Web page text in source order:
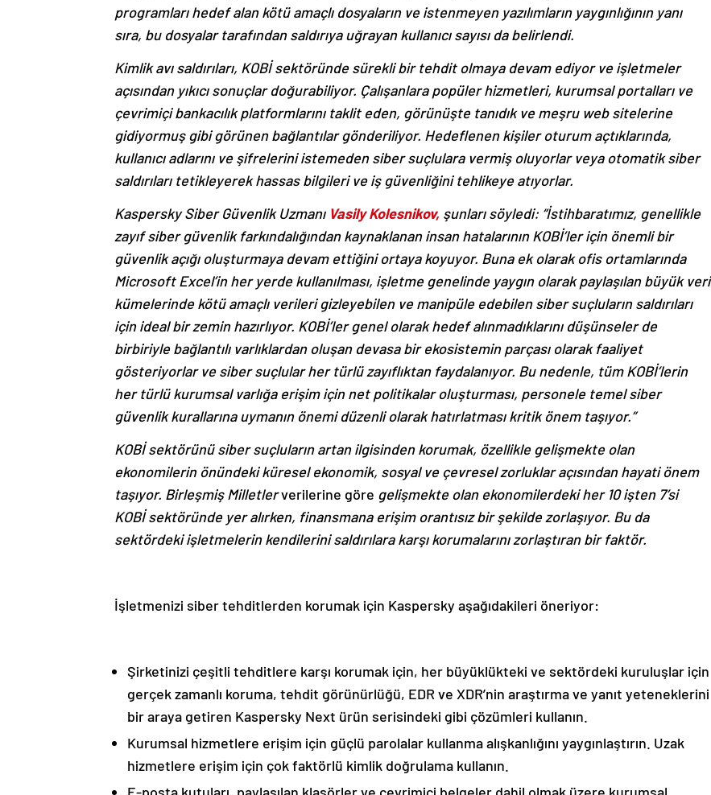
programları hedef alan kötü amaçlı dosyaların ve istenmeyen yazılımların yaygınlığının yanı
sıra, bu dosyalar tarafından saldırıya uğrayan kullanıcı sayısı da belirlendi.
Kimlik avı saldırıları, KOBİ sektöründe sürekli bir tehdit olmaya devam ediyor ve işletmeler
açısından yıkıcı sonuçlar doğurabiliyor. Çalışanlara popüler hizmetleri, kurumsal portalları ve
çevrimiçi bankacılık platformlarını taklit eden, görünüşte tanıdık ve meşru web sitelerine
gidiyormuş gibi görünen bağlantılar gönderiliyor. Hedeflenen kişiler oturum açtıklarında,
kullanıcı adlarını ve şifrelerini istemeden siber suçlulara vermiş oluyorlar veya otomatik siber
saldırıları tetikleyerek hassas bilgileri ve iş güvenliğini tehlikeye atıyorlar.
Kaspersky Siber Güvenlik Uzmanı Vasily Kolesnikov, şunları söyledi: “İstihbaratımız, genellikle
zayıf siber güvenlik farkındalığından kaynaklanan insan hatalarının KOBİ’ler için önemli bir
güvenlik açığı oluşturmaya devam ettiğini ortaya koyuyor. Buna ek olarak ofis ortamlarında
Microsoft Excel’in her yerde kullanılması, işletme genelinde yaygın olarak paylaşılan büyük veri
kümelerinde kötü amaçlı verileri gizleyebilen ve manipüle edebilen siber suçluların saldırıları
için ideal bir zemin hazırlıyor. KOBİ’ler genel olarak hedef alınmadıklarını düşünseler de
birbiriyle bağlantılı varlıklardan oluşan devasa bir ekosistemin parçası olarak faaliyet
gösteriyorlar ve siber suçlular her türlü zayıflıktan faydalanıyor. Bu nedenle, tüm KOBİ’lerin
her türlü kurumsal varlığa erişim için net politikalar oluşturması, personele temel siber
güvenlik kurallarına uymanın önemi düzenli olarak hatırlatması kritik önem taşıyor.”
KOBİ sektörünü siber suçluların artan ilgisinden korumak, özellikle gelişmekte olan
ekonomilerin önündeki küresel ekonomik, sosyal ve çevresel zorluklar açısından hayati önem
taşıyor. Birleşmiş Milletlerverilerine göre gelişmekte olan ekonomilerdeki her 10 işten 7’si
KOBİ sektöründe yer alırken, finansmana erişim orantısız bir şekilde zorlaşıyor. Bu da
sektördeki işletmelerin kendilerini saldırılara karşı korumalarını zorlaştıran bir faktör.
İşletmenizi siber tehditlerden korumak için Kaspersky aşağıdakileri öneriyor:
Şirketinizi çeşitli tehditlere karşı korumak için, her büyüklükteki ve sektördeki kuruluşlar için
gerçek zamanlı koruma, tehdit görünürlüğü, EDR ve XDR’nin araştırma ve yanıt yeteneklerini
bir araya getiren Kaspersky Next ürün serisindeki gibi çözümleri kullanın.
Kurumsal hizmetlere erişim için güçlü parolalar kullanma alışkanlığını yaygınlaştırın. Uzak
hizmetlere erişim için çok faktörlü kimlik doğrulama kullanın.